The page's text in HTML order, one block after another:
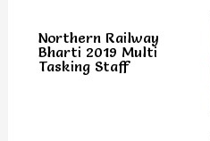
Northern Railway
Bharti 2019 Multi
Tasking Staff